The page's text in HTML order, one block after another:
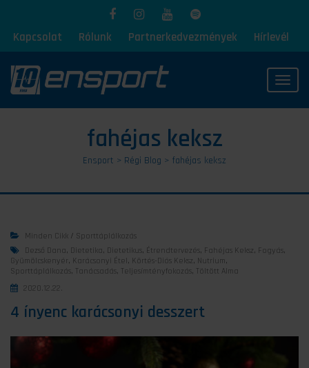
Kapcsolat Rólunk Partnerkedvezmények Hírlevél
fahéjas keksz
Ensport > Régi Blog > fahéjas keksz
Minden Cikk / Sporttáplálkozás
Dezső Dana, Dietetika, Dietetikus, Étrendtervezés, Fahéjas Keksz, Fogyás,
Gyümölcskenyér , Karácsonyi Étel, Körtés-Diós Keksz, Nutrium ,
Sporttáplálkozás, Tanácsadás, Teljesímtényfokozás, Töltött Alma
2020.12.22.
4 ínyenc karácsonyi desszert